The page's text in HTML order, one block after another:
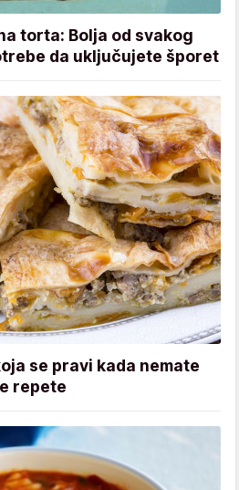
torta: Bolja od svakog
da uključujete šporet
se pravi kada nemate
repete